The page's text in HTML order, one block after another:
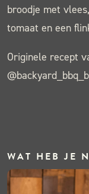
broodje met
tomaat en een
Originele recept
WAT HEB JE